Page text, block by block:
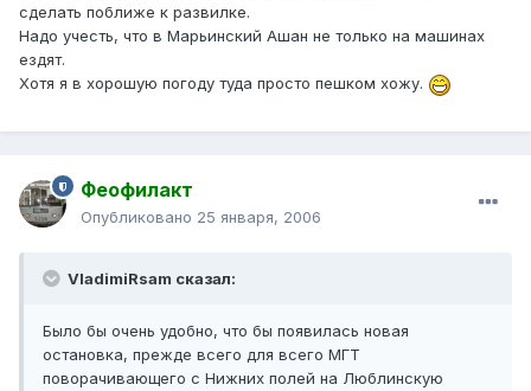
сделать поближе к развилке.
Надо учесть, что в Марьинский Ашан не только на машинах
ездят.
Хотя я в хорошую погоду туда просто пешком хожу.
Феофилакт
Опубликовано 25 января, 2006
VladimiRsam сказал:
Было бы очень удобно, что бы появилась новая
остановка, прежде всего для всего МГТ
поворачивающего с Нижних полей на Люблинскую